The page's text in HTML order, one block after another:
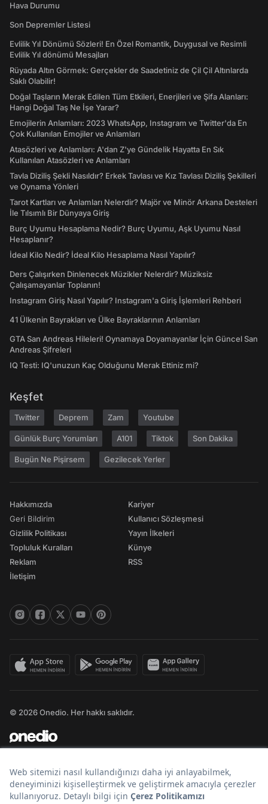
Hava Durumu
Son Depremler Listesi
Evlilik Yıl Dönümü Sözleri! En Özel Romantik, Duygusal ve Resimli
Evlilik Yıl dönümü Mesajları
Rüyada Altın Görmek: Gerçekler de Saadetiniz de Çil Çil Altınlarda
Saklı Olabilir!
Doğal Taşların Merak Edilen Tüm Etkileri, Enerjileri ve Şifa Alanları:
Hangi Doğal Taş Ne İşe Yarar?
Emojilerin Anlamları: 2023 WhatsApp, Instagram ve Twitter'da En
Çok Kullanılan Emojiler ve Anlamları
Atasözleri ve Anlamları: A'dan Z'ye Gündelik Hayatta En Sık
Kullanılan Atasözleri ve Anlamları
Tavla Diziliş Şekli Nasıldır? Erkek Tavlası ve Kız Tavlası Diziliş Şekilleri
ve Oynama Yönleri
Tarot Kartları ve Anlamları Nelerdir? Majör ve Minör Arkana Desteleri
İle Tılsımlı Bir Dünyaya Giriş
Burç Uyumu Hesaplama Nedir? Burç Uyumu, Aşk Uyumu Nasıl
Hesaplanır?
İdeal Kilo Nedir? İdeal Kilo Hesaplama Nasıl Yapılır?
Ders Çalışırken Dinlenecek Müzikler Nelerdir? Müziksiz
Çalışamayanlar Toplanın!
Instagram Giriş Nasıl Yapılır? Instagram'a Giriş İşlemleri Rehberi
41 Ülkenin Bayrakları ve Ülke Bayraklarının Anlamları
GTA San Andreas Hileleri! Oynamaya Doyamayanlar İçin Güncel San
Andreas Şifreleri
IQ Testi: IQ'unuzun Kaç Olduğunu Merak Ettiniz mi?
Keşfet
Twitter Deprem Zam Youtube
Günlük Burç Yorumları A101 Tiktok Son Dakika
Bugün Ne Pişirsem Gezilecek Yerler
Hakkımızda
Geri Bildirim
Gizlilik Politikası
Topluluk Kuralları
Reklam
İletişim
Kariyer
Kullanıcı Sözleşmesi
Yayın İlkeleri
Künye
RSS
© 2026 Onedio. Her hakkı saklıdır.
Bir markasıdır.